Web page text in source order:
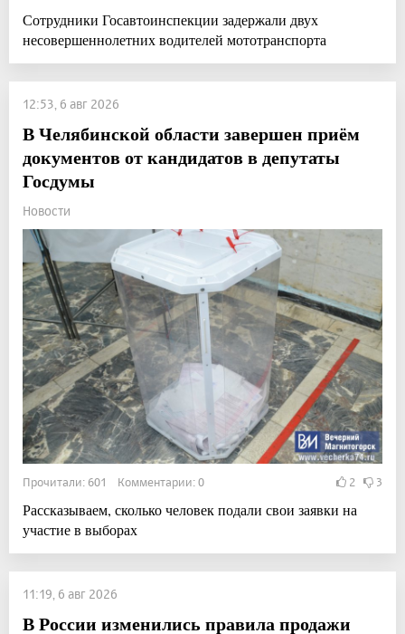
Сотрудники Госавтоинспекции задержали двух
несовершеннолетних водителей мототранспорта
12:53, 6 авг 2026
В Челябинской области завершен приём
документов от кандидатов в депутаты
Госдумы
Новости
Прочитали: 601 Комментарии: 0 2 3
Рассказываем, сколько человек подали свои заявки на
участие в выборах
11:19, 6 авг 2026
В России изменились правила продажи